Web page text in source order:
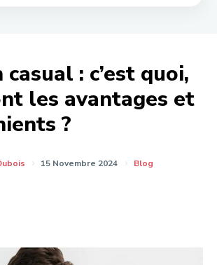
: c’est quoi,
les avantages et
?
15 Novembre 2024 Blog